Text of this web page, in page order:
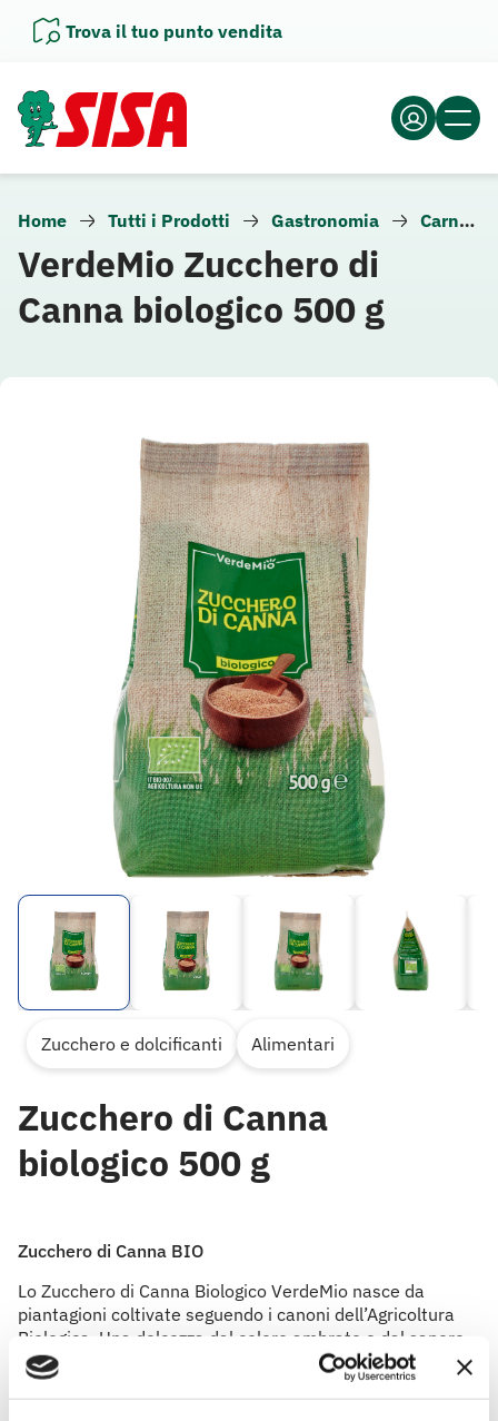
Trova il tuo punto vendita
Home Tutti i Prodotti Gastronomia Carne e altra gastronomia
VerdeMio Zucchero di
Canna biologico 500 g
Zucchero e dolcificanti Alimentari
Zucchero di Canna
biologico 500 g
Zucchero di Canna BIO
Lo Zucchero di Canna Biologico VerdeMio nasce da
piantagioni coltivate seguendo i canoni dell’Agricoltura
Biologica. Una dolcezza dal colore ambrato e dal sapore
equilibrato, ideale per dolcificare bevande e per la
preparazione di ottimi dessert, golosi dolci, croccanti